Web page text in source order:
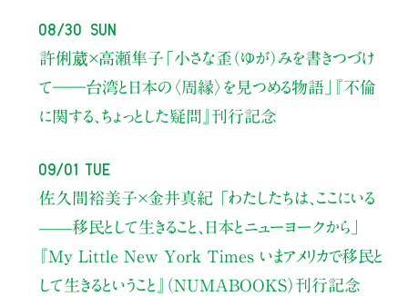
08/30 Sun
許俐葳×高瀬隼子 「小さな歪（ゆが）みを書きつづけ
て――台湾と日本の〈周縁〉を見つめる物語」
『不倫
に関する、ちょっとした疑問』刊行記念
09/01 Tue
佐久間裕美子×金井真紀 「わたしたちは、ここにいる
——移民として生きること、日本とニューヨークから」
『My Little New York Times いまアメリカで移民と
して生きるということ』（NUMABOOKS）刊行記念